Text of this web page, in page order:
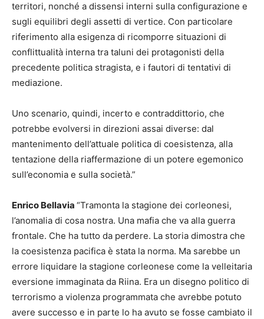
territori, nonché a dissensi interni sulla configurazione e
sugli equilibri degli assetti di vertice. Con particolare
riferimento alla esigenza di ricomporre situazioni di
conflittualità interna tra taluni dei protagonisti della
precedente politica stragista, e i fautori di tentativi di
mediazione.
Uno scenario, quindi, incerto e contraddittorio, che
potrebbe evolversi in direzioni assai diverse: dal
mantenimento dell’attuale politica di coesistenza, alla
tentazione della riaffermazione di un potere egemonico
sull’economia e sulla società.”
Enrico Bellavia “Tramonta la stagione dei corleonesi,
l’anomalia di cosa nostra. Una mafia che va alla guerra
frontale. Che ha tutto da perdere. La storia dimostra che
la coesistenza pacifica è stata la norma. Ma sarebbe un
errore liquidare la stagione corleonese come la velleitaria
eversione immaginata da Riina. Era un disegno politico di
terrorismo a violenza programmata che avrebbe potuto
avere successo e in parte lo ha avuto se fosse cambiato il